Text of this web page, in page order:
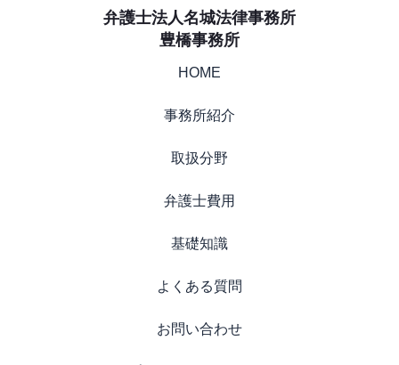
弁護士法人名城法律事務所
豊橋事務所
HOME
事務所紹介
取扱分野
弁護士費用
基礎知識
よくある質問
お問い合わせ